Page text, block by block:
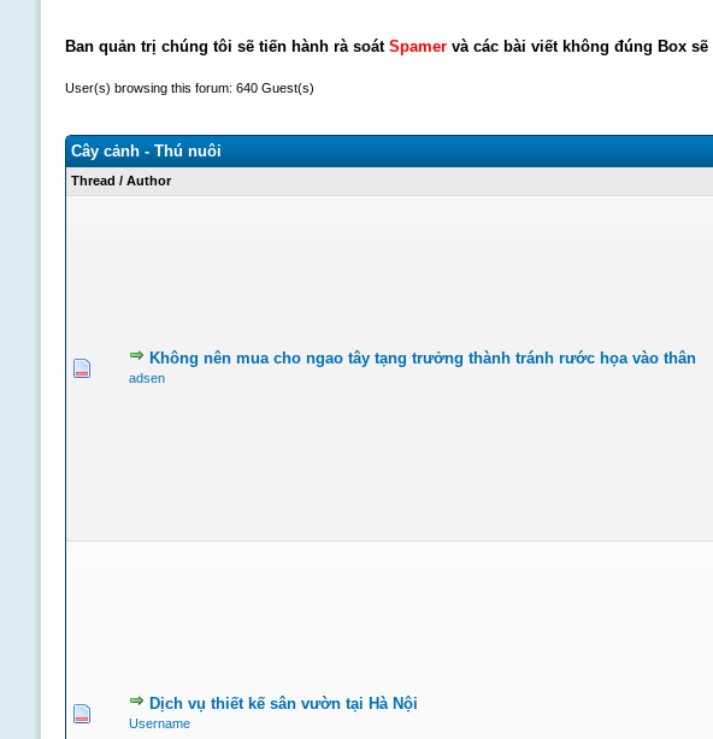
Ban quản trị chúng tôi sẽ tiến hành rà soát Spamervà các bài viết không đúng Box
User(s) browsing this forum: 640 Guest(s)
Cây cảnh - Thú nuôi
Thread / Author
Không nên mua cho ngao tây tạng trưởng thành tránh rước họa vào thân
adsen
Dịch vụ thiết kế sân vườn tại Hà Nội
Username